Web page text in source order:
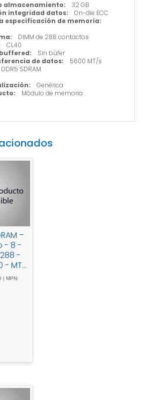
almacenamiento: 32 GB
integridad datos: On-die ECC
especificación de memoria:
DIMM de 288 contactos
CL40
Sin búfer
de datos: 5600 MT/s
SDRAM
Genérica
Módulo de memoria
–
- 8 -
-
MT/s
-
| MPN: